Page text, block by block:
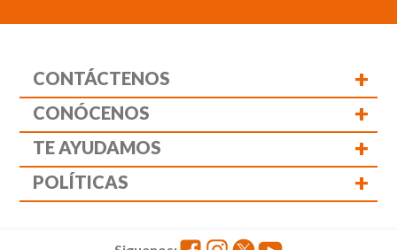
CONTÁCTENOS +
CONÓCENOS +
TE AYUDAMOS +
POLÍTICAS +